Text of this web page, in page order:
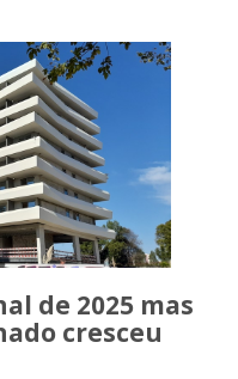
de 2025 mas
cresceu